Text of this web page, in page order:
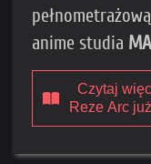
anime studia
Czytaj
Reze Arc